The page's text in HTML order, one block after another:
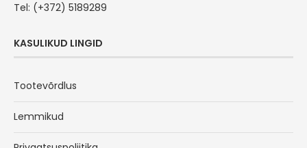
Tel: (+372) 5189289
KASULIKUD LINGID
Tootevõrdlus
Lemmikud